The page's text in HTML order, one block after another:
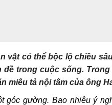
vật có thể bộc lộ chiều
trong cuộc sống.
miêu tả nội tâm của ông
góc gường. Bao nhiêu ý